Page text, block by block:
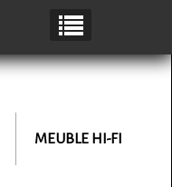
MEUBLE HI-FI